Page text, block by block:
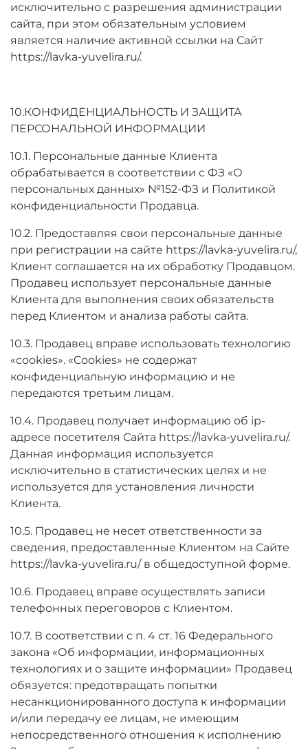
исключительно с разрешения администрации
сайта, при этом обязательным условием
является наличие активной ссылки на Сайт
https://lavka-yuvelira.ru/.
10.КОНФИДЕНЦИАЛЬНОСТЬ И ЗАЩИТА
ПЕРСОНАЛЬНОЙ ИНФОРМАЦИИ
10.1. Персональные данные Клиента
обрабатывается в соответствии с ФЗ «О
персональных данных» №152-ФЗ и Политикой
конфиденциальности Продавца.
10.2. Предоставляя свои персональные данные
при регистрации на сайте https://lavka-yuvelira.ru/,
Клиент соглашается на их обработку Продавцом.
Продавец использует персональные данные
Клиента для выполнения своих обязательств
перед Клиентом и анализа работы сайта.
10.3. Продавец вправе использовать технологию
«cookies». «Cookies» не содержат
конфиденциальную информацию и не
передаются третьим лицам.
10.4. Продавец получает информацию об ip-
адресе посетителя Сайта https://lavka-yuvelira.ru/.
Данная информация используется
исключительно в статистических целях и не
используется для установления личности
Клиента.
10.5. Продавец не несет ответственности за
сведения, предоставленные Клиентом на Сайте
https://lavka-yuvelira.ru/ в общедоступной форме.
10.6. Продавец вправе осуществлять записи
телефонных переговоров с Клиентом.
10.7. В соответствии с п. 4 ст. 16 Федерального
закона «Об информации, информационных
технологиях и о защите информации» Продавец
обязуется: предотвращать попытки
несанкционированного доступа к информации
и/или передачу ее лицам, не имеющим
непосредственного отношения к исполнению